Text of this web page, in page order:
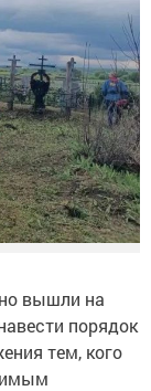
вышли на
порядок
тем, кого